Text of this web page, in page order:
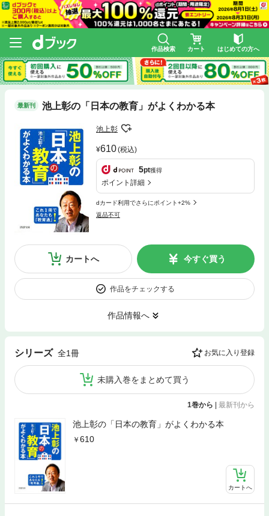
作品検索 カート はじめての方へ
最新刊 池上彰の「日本の教育」がよくわかる本
池上彰
610(税込)
5pt獲得
ポイント詳細
dカード利用でさらにポイント+2%
返品不可
カートへ 今すぐ買う
作品をチェックする
作品情報へ
シリーズ 全1冊 お気に入り登録
未購入巻をまとめて買う
1巻から 最新刊から
池上彰の「日本の教育」がよくわかる本
610
カートへ